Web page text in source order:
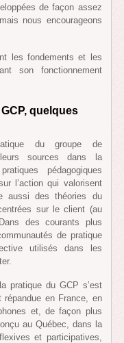
de façon assez
nous encourageons
les fondements et les
son fonctionnement
quelques
du groupe de
leurs sources dans la
pédagogiques
l’action qui valorisent
aussi des théories du
sur le client (au
des courants plus
de pratique
utilisés dans les
pratique du GCP s’est
répandue en France, en
et, de façon plus
au Québec, dans la
et participatives,